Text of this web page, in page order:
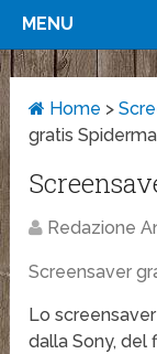
MENU
Home >
gratis
Redazione
Screensaver
Lo
dalla Sony, del